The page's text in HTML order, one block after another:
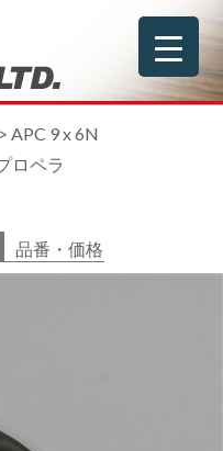
> APC 9 x 6N
ロペラ
品番・価格